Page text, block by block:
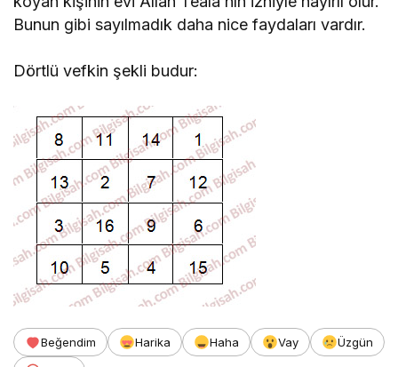
Bunun gibi sayılmadık daha nice faydaları vardır.
Dörtlü vefkin şekli budur:
Beğendim Harika Haha Vay
Üzgün